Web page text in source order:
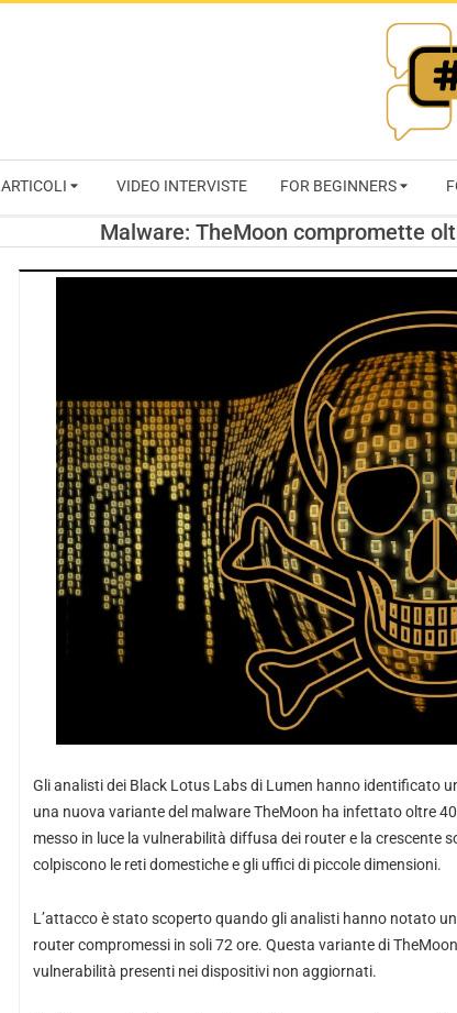
ARTICOLI VIDEO INTERVISTE FOR BEGINNERS
Malware: TheMoon compromette
Gli analisti dei Black Lotus Labs di Lumen hanno identificato
una nuova variante del malware TheMoon ha infettato oltre
messo in luce la vulnerabilità diffusa dei router e la crescente
colpiscono le reti domestiche e gli uffici di piccole dimensioni.
L’attacco è stato scoperto quando gli analisti hanno notato
router compromessi in soli 72 ore. Questa variante di
vulnerabilità presenti nei dispositivi non aggiornati.